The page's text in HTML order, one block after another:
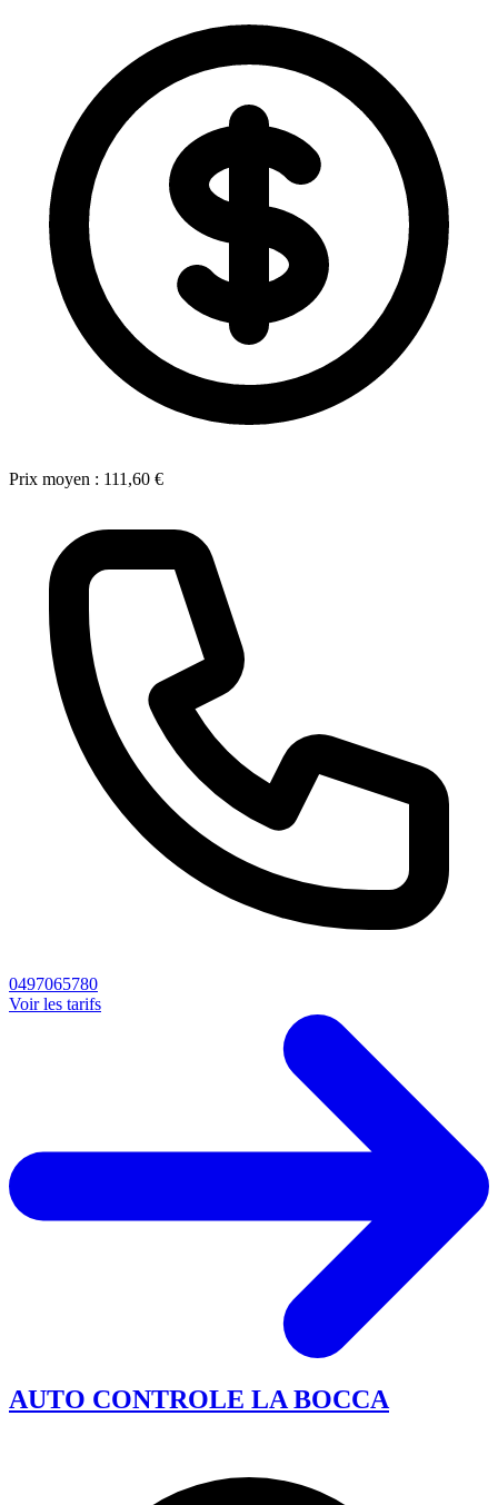
Prix moyen : 111,60 €
0497065780
Voir les tarifs
AUTO CONTROLE LA BOCCA